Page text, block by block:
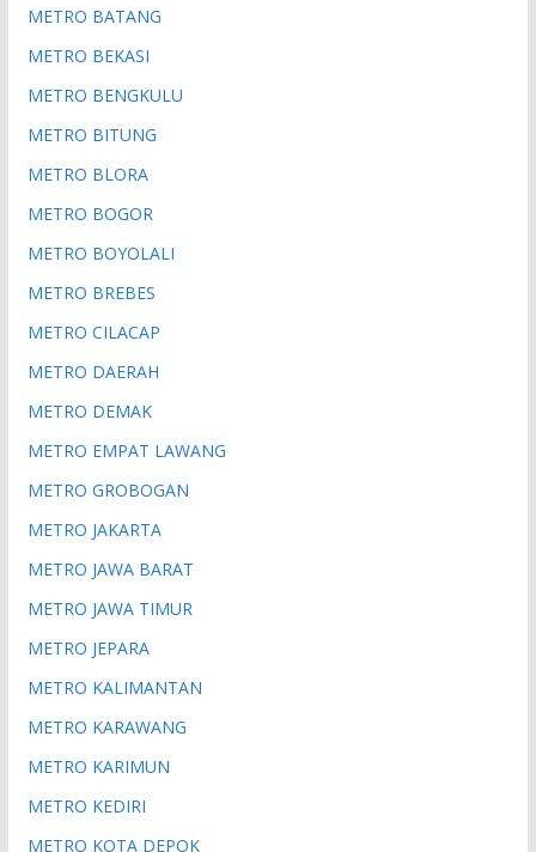
METRO BATANG
METRO BEKASI
METRO BENGKULU
METRO BITUNG
METRO BLORA
METRO BOGOR
METRO BOYOLALI
METRO BREBES
METRO CILACAP
METRO DAERAH
METRO DEMAK
METRO EMPAT LAWANG
METRO GROBOGAN
METRO JAKARTA
METRO JAWA BARAT
METRO JAWA TIMUR
METRO JEPARA
METRO KALIMANTAN
METRO KARAWANG
METRO KARIMUN
METRO KEDIRI
METRO KOTA DEPOK